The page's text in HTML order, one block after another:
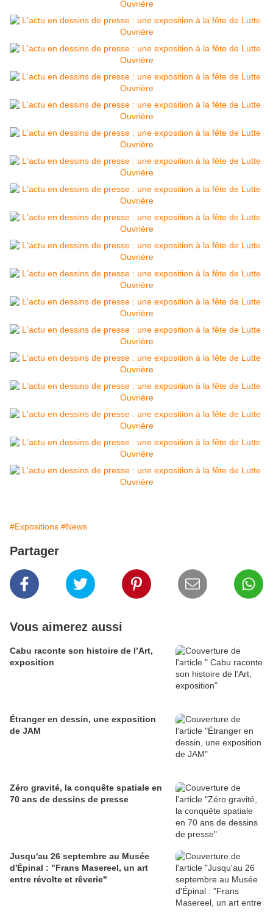
#Expositions #News
Partager
Vous aimerez aussi
Cabu raconte son histoire de l’Art,
exposition
Étranger en dessin, une exposition
de JAM
Zéro gravité, la conquête spatiale en
70 ans de dessins de presse
Jusqu'au 26 septembre au Musée
d'Épinal : "Frans Masereel, un art
entre révolte et rêverie"